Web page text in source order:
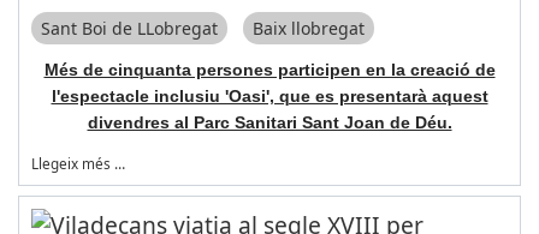
Sant Boi de LLobregat Baix llobregat
Més de cinquanta persones participen en la creació de
l'espectacle inclusiu 'Oasi', que es presentarà aquest
divendres al Parc Sanitari Sant Joan de Déu.
Llegeix més …